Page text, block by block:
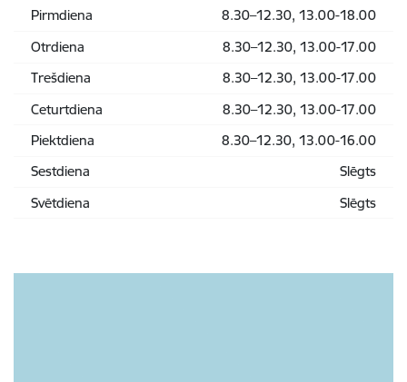
Pirmdiena
8.30–12.30, 13.00-18.00
Otrdiena
8.30–12.30, 13.00-17.00
Trešdiena
8.30–12.30, 13.00-17.00
Ceturtdiena
8.30–12.30, 13.00-17.00
Piektdiena
8.30–12.30, 13.00-16.00
Sestdiena
Slēgts
Svētdiena
Slēgts